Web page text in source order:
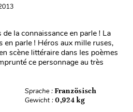
la connaissance en parle ! La
en parle ! Héros aux mille ruses,
scène littéraire dans les poèmes
ce personnage au très
Sprache : Französisch
Gewicht : 0,924 kg